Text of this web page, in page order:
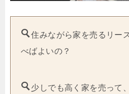
住みながら家を売るリー
べばよいの？
少しでも高く家を売って